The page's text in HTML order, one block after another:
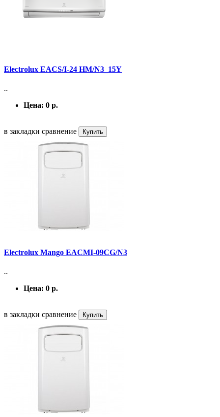
Electrolux EACS/I-24 HM/N3_15Y
..
Цена: 0 р.
в закладки сравнение Купить
Electrolux Mango EACMI-09CG/N3
..
Цена: 0 р.
в закладки сравнение Купить